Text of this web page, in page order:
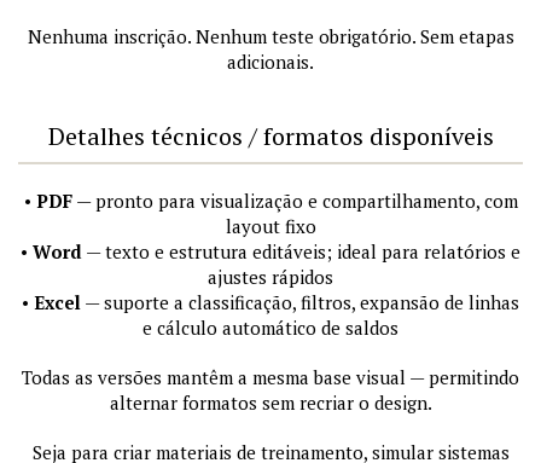
Nenhuma inscrição. Nenhum teste obrigatório. Sem etapas
adicionais.
Detalhes técnicos / formatos disponíveis
• PDF— pronto para visualização e compartilhamento, com
layout fixo
• Word — texto e estrutura editáveis; ideal para relatórios e
ajustes rápidos
• Excel — suporte a classificação, filtros, expansão de linhas
e cálculo automático de saldos
Todas as versões mantêm a mesma base visual — permitindo
alternar formatos sem recriar o design.
Seja para criar materiais de treinamento, simular sistemas